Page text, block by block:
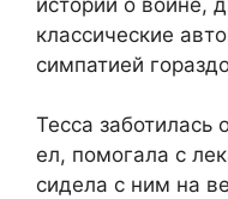
классические
симпатией
Тесса заботилась
ел, помогала с
сидела с ним на